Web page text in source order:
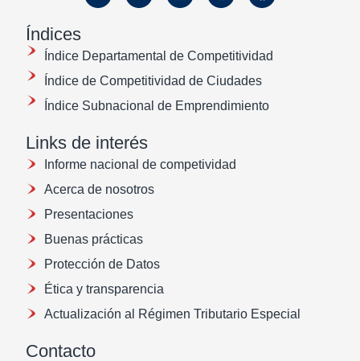
Índices
Índice Departamental de Competitividad
Índice de Competitividad de Ciudades
Índice Subnacional de Emprendimiento
Links de interés
Informe nacional de competividad
Acerca de nosotros
Presentaciones
Buenas prácticas
Protección de Datos
Ética y transparencia
Actualización al Régimen Tributario Especial
Contacto